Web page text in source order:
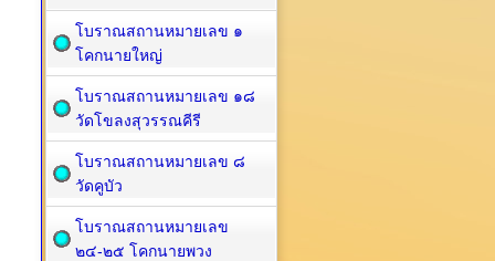
โบราณสถานหมายเลข ๑
โคกนายใหญ่
โบราณสถานหมายเลข ๑๘
วัดโขลงสุวรรณคีรี
โบราณสถานหมายเลข ๘
วัดคูบัว
โบราณสถานหมายเลข
๒๔-๒๕ โคกนายพวง